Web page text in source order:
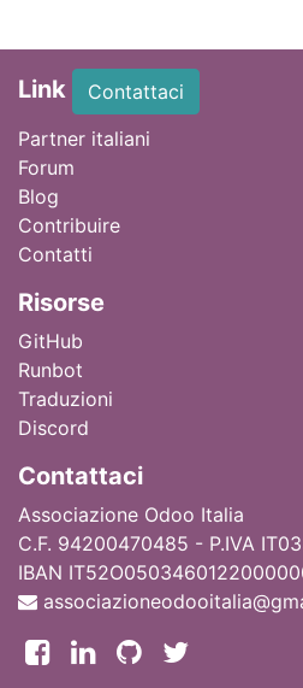
Link
Contattaci
Partner italiani
Forum
Blog
Contribuire
Contatti
Risorse
GitHub
Runbot
Traduzioni
Discord
Contattaci
Associazione Odoo Italia
C.F. 94200470485 - P.IVA
IBAN